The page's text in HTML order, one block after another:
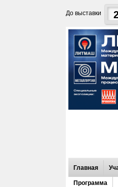
До выставки
Главная
Программа